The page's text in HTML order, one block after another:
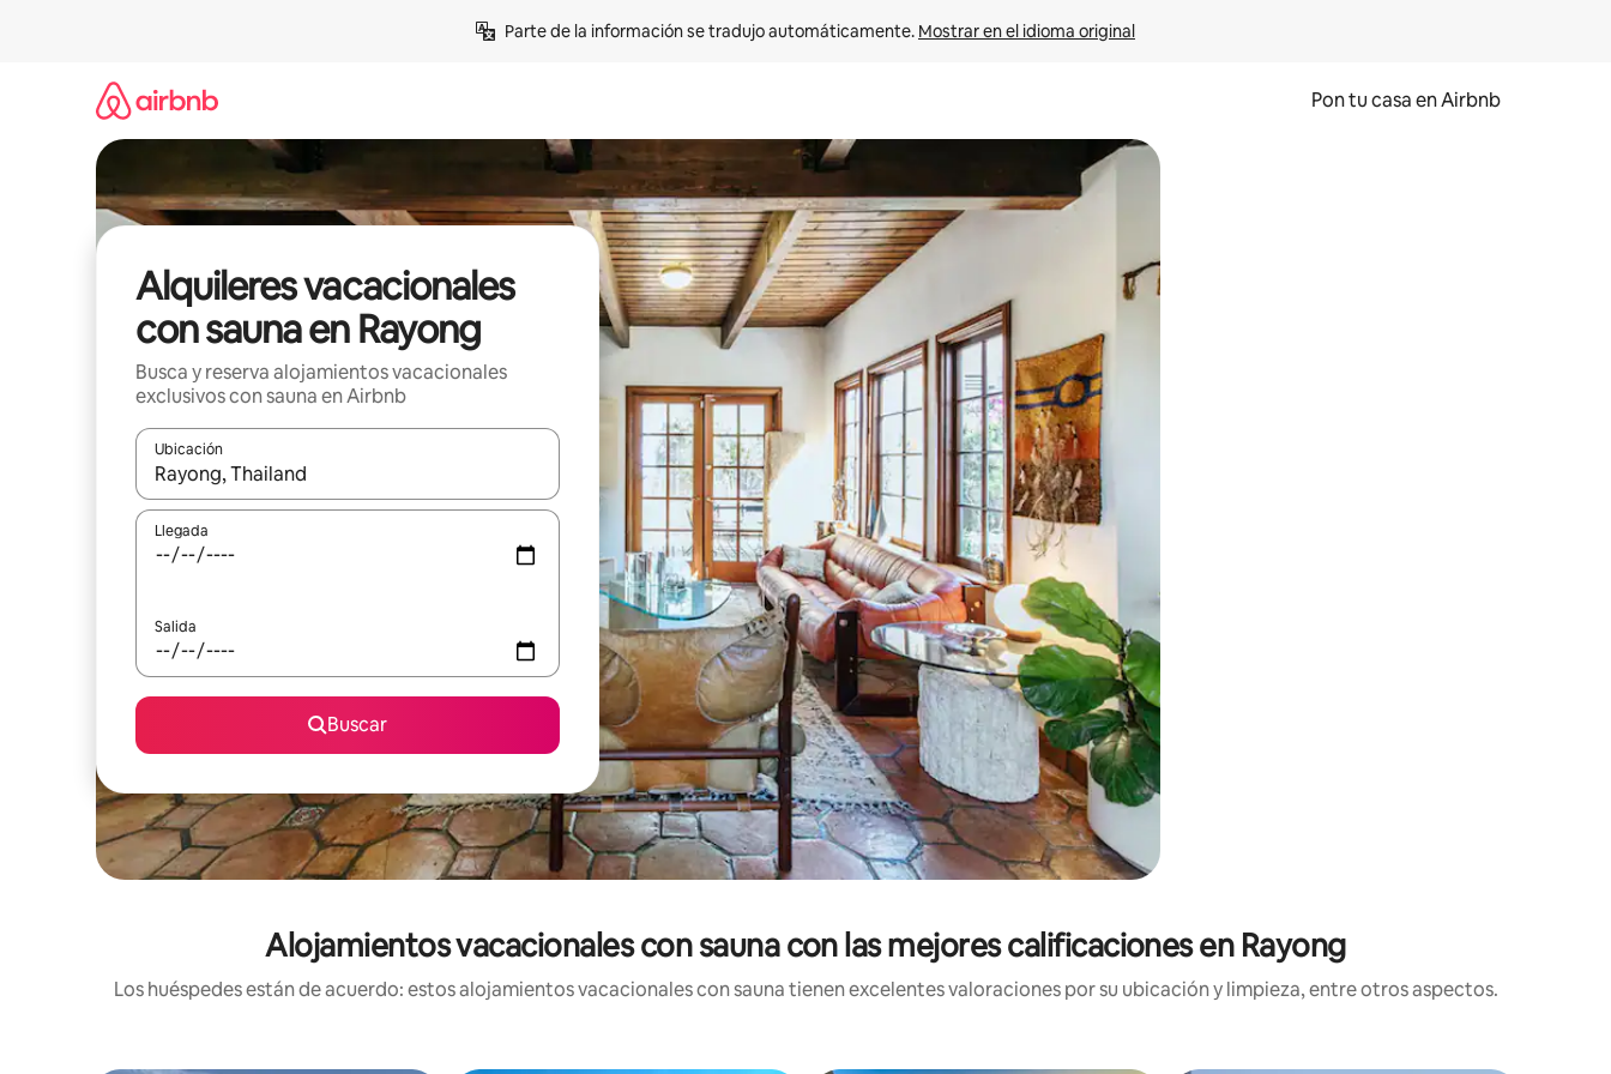
Parte de la información se tradujo automáticamente. Mostrar en el idioma original
Pon tu casa en Airbnb
Alquileres vacacionales
con sauna en Rayong
Busca y reserva alojamientos vacacionales
exclusivos con sauna en Airbnb
Ubicación
Cuando los resultados estén disponibles, navega con las teclas de flecha hacia arriba y hacia abajo o explora con el tacto o desliza el dedo.
Llegada
Salida
Buscar
Alojamientos vacacionales con sauna con las mejores calificaciones en Rayong
Los huéspedes están de acuerdo: estos alojamientos vacacionales con sauna tienen excelentes valoraciones por su ubicación y limpieza, entre otros aspectos.